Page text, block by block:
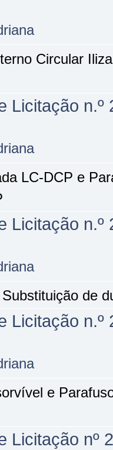
Circular
Licitação n.º
LC-DCP e
Licitação n.º
de
Licitação n.º
e
Licitação nº